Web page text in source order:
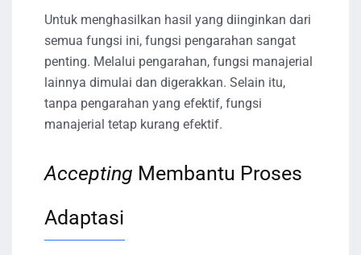
Untuk menghasilkan hasil yang diinginkan dari
semua fungsi ini, fungsi pengarahan sangat
penting. Melalui pengarahan, fungsi manajerial
lainnya dimulai dan digerakkan. Selain itu,
tanpa pengarahan yang efektif, fungsi
manajerial tetap kurang efektif.
Accepting Membantu Proses
Adaptasi